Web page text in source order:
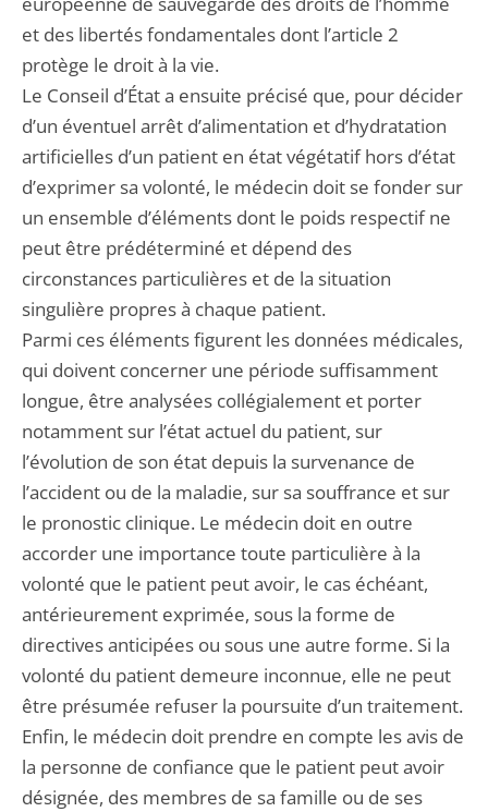
et des libertés fondamentales dont l’article 2
protège le droit à la vie.
Le Conseil d’État a ensuite précisé que, pour décider
d’un éventuel arrêt d’alimentation et d’hydratation
artificielles d’un patient en état végétatif hors d’état
d’exprimer sa volonté, le médecin doit se fonder sur
un ensemble d’éléments dont le poids respectif ne
peut être prédéterminé et dépend des
circonstances particulières et de la situation
singulière propres à chaque patient.
Parmi ces éléments figurent les données médicales,
qui doivent concerner une période suffisamment
longue, être analysées collégialement et porter
notamment sur l’état actuel du patient, sur
l’évolution de son état depuis la survenance de
l’accident ou de la maladie, sur sa souffrance et sur
le pronostic clinique. Le médecin doit en outre
accorder une importance toute particulière à la
volonté que le patient peut avoir, le cas échéant,
antérieurement exprimée, sous la forme de
directives anticipées ou sous une autre forme. Si la
volonté du patient demeure inconnue, elle ne peut
être présumée refuser la poursuite d’un traitement.
Enfin, le médecin doit prendre en compte les avis de
la personne de confiance que le patient peut avoir
désignée, des membres de sa famille ou de ses